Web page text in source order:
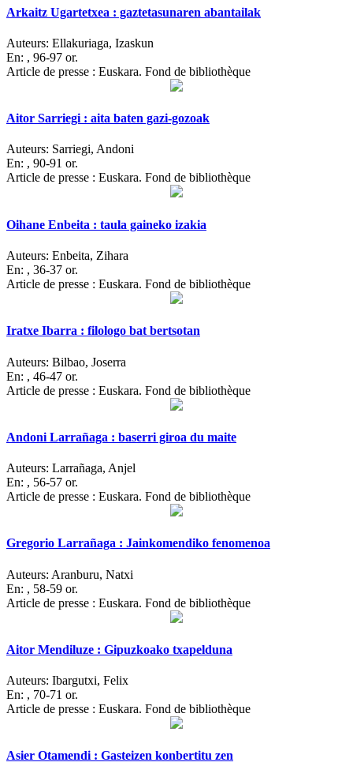
Arkaitz Ugartetxea : gaztetasunaren abantailak
Auteurs: Ellakuriaga, Izaskun
En: , 96-97 or.
Article de presse : Euskara. Fond de bibliothèque
Aitor Sarriegi : aita baten gazi-gozoak
Auteurs: Sarriegi, Andoni
En: , 90-91 or.
Article de presse : Euskara. Fond de bibliothèque
Oihane Enbeita : taula gaineko izakia
Auteurs: Enbeita, Zihara
En: , 36-37 or.
Article de presse : Euskara. Fond de bibliothèque
Iratxe Ibarra : filologo bat bertsotan
Auteurs: Bilbao, Joserra
En: , 46-47 or.
Article de presse : Euskara. Fond de bibliothèque
Andoni Larrañaga : baserri giroa du maite
Auteurs: Larrañaga, Anjel
En: , 56-57 or.
Article de presse : Euskara. Fond de bibliothèque
Gregorio Larrañaga : Jainkomendiko fenomenoa
Auteurs: Aranburu, Natxi
En: , 58-59 or.
Article de presse : Euskara. Fond de bibliothèque
Aitor Mendiluze : Gipuzkoako txapelduna
Auteurs: Ibargutxi, Felix
En: , 70-71 or.
Article de presse : Euskara. Fond de bibliothèque
Asier Otamendi : Gasteizen konbertitu zen